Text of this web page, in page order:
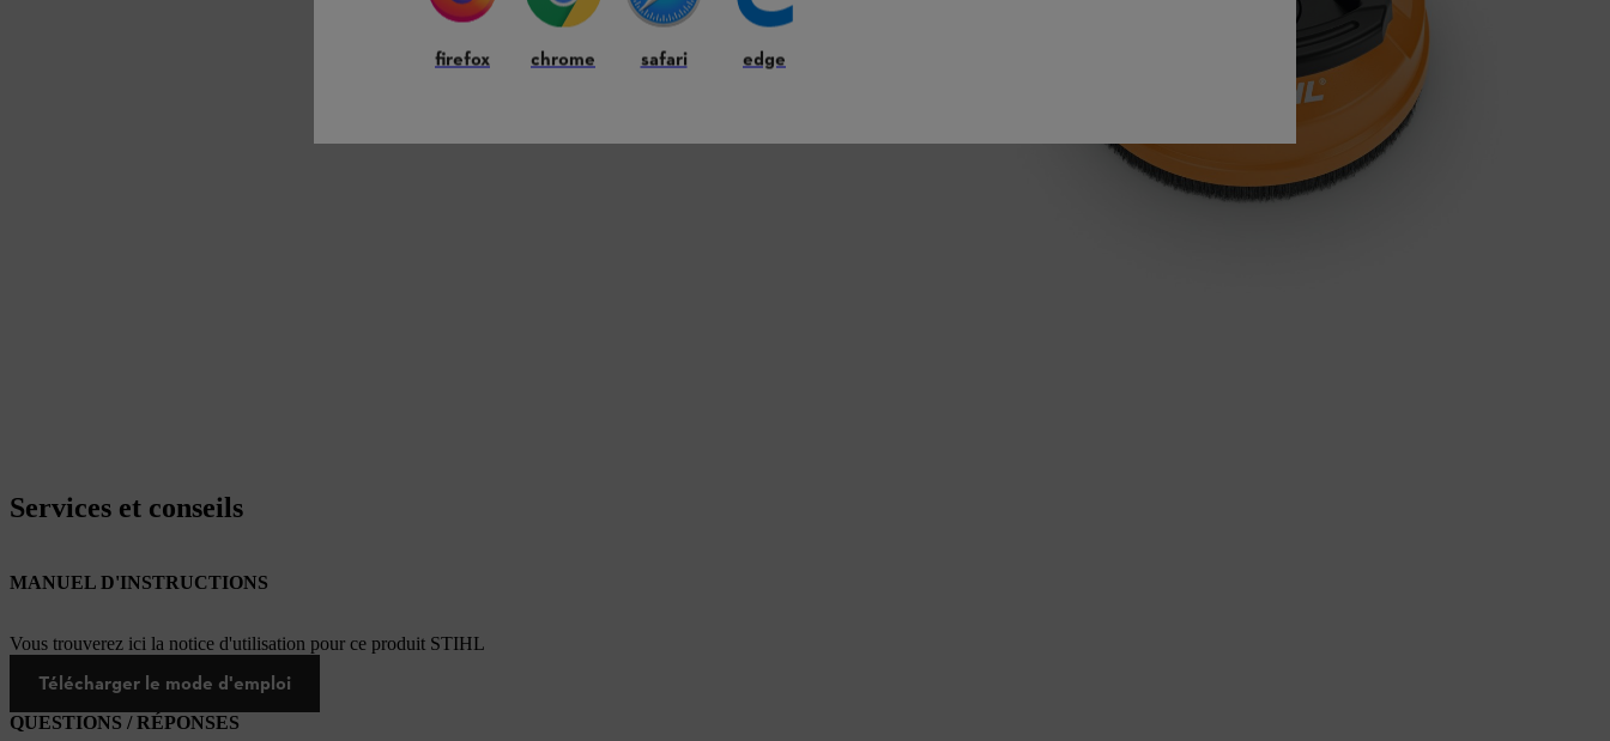
Services et conseils
MANUEL D'INSTRUCTIONS
Vous trouverez ici la notice d'utilisation pour ce produit STIHL
Télécharger le mode d'emploi
QUESTIONS / RÉPONSES
firefox chrome safari edge